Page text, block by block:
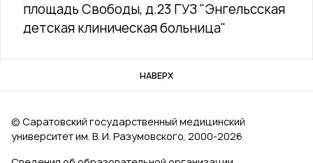
площадь Свободы, д.23 ГУЗ "Энгельсская
детская клиническая больница"
НАВЕРХ
© Саратовский государственный медицинский
университет им. В. И. Разумовского, 2000‑2026